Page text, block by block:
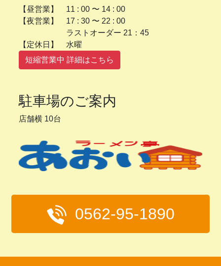
【昼営業】 11 : 00 〜 14 : 00
【夜営業】 17 : 30 〜 22 : 00
ラストオーダー 21：45
【定休日】 水曜
短縮営業中 詳細はこちら
駐車場のご案内
店舗横 10台
0562-95-1890